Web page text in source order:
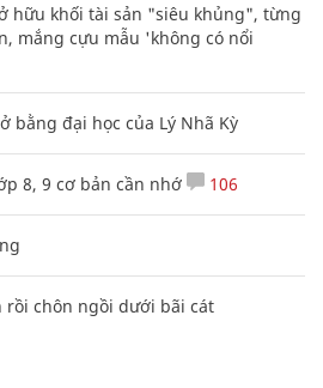
hữu khối tài sản "siêu khủng", từng
mắng cựu mẫu 'không có nổi
bằng đại học của Lý Nhã Kỳ
8, 9 cơ bản cần nhớ 106
rồi chôn ngồi dưới bãi cát